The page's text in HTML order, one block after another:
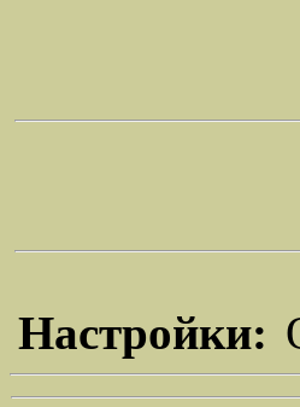
Настройки: